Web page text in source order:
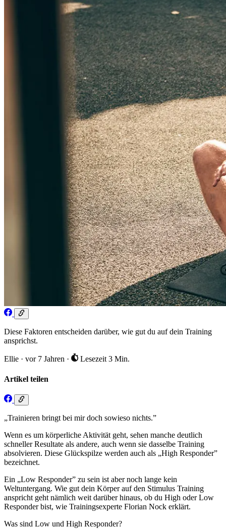
Diese Faktoren entscheiden darüber, wie gut du auf dein Training
ansprichst.
Ellie · vor 7 Jahren · Lesezeit 3 Min.
Artikel teilen
„Trainieren bringt bei mir doch sowieso nichts.”
Wenn es um körperliche Aktivität geht, sehen manche deutlich
schneller Resultate als andere, auch wenn sie dasselbe Training
absolvieren. Diese Glückspilze werden auch als „High Responder”
bezeichnet.
Ein „Low Responder” zu sein ist aber noch lange kein
Weltuntergang. Wie gut dein Körper auf den Stimulus Training
anspricht geht nämlich weit darüber hinaus, ob du High oder Low
Responder bist, wie Trainingsexperte Florian Nock erklärt.
Was sind Low und High Responder?